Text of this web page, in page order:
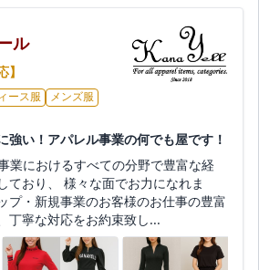
ル
】
ース服
メンズ服
強い！アパレル事業の何でも屋です！
業におけるすべての分野で豊富な経
ており、 様々な面でお力になれま
プ・新規事業のお客様のお仕事の豊富
丁寧な対応をお約束致し...